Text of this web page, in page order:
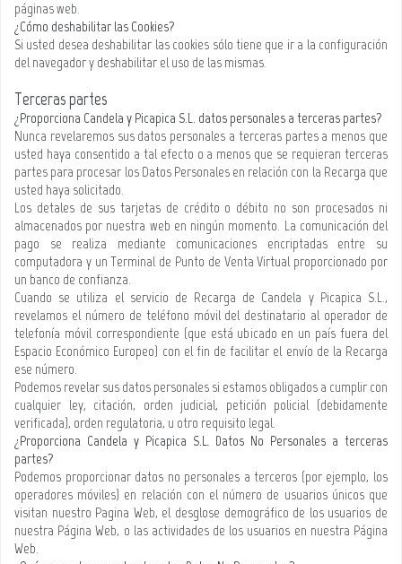
páginas web.
¿Cómo deshabilitar las Cookies?
Si usted desea deshabilitar las cookies sólo tiene que ir a la configuración
del navegador y deshabilitar el uso de las mismas.
Terceras partes
¿Proporciona Candela y Picapica S.L. datos personales a terceras partes?
Nunca revelaremos sus datos personales a terceras partes a menos que
usted haya consentido a tal efecto o a menos que se requieran terceras
partes para procesar los Datos Personales en relación con la Recarga que
usted haya solicitado.
Los detales de sus tarjetas de crédito o débito no son procesados ni
almacenados por nuestra web en ningún momento.​​ La comunicación del
pago se realiza mediante comunicaciones encriptadas entre su
computadora y un Terminal de Punto de Venta Virtual proporcionado por
un banco de confianza.
Cuando se utiliza el servicio de Recarga de Candela y Picapica S.L.,
revelamos el número de teléfono móvil del destinatario al operador de
telefonía móvil correspondiente (que está ubicado en un país fuera del
Espacio Económico Europeo) con el fin de facilitar el envío de la Recarga
ese número.
Podemos revelar sus datos personales si estamos obligados a cumplir con
cualquier ley, citación, orden judicial, petición policial (debidamente
verificada), orden regulatoria, u otro requisito legal.
¿Proporciona Candela y Picapica S.L. Datos No Personales a terceras
partes?
Podemos proporcionar datos no personales a terceros (por ejemplo, los
operadores móviles) en relación con el número de usuarios únicos que
visitan nuestro Pagina Web, el desglose demográfico de los usuarios de
nuestra Página Web, o las actividades de los usuarios en nuestra Página
Web.